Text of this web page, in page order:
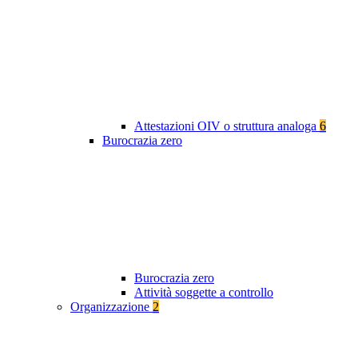
Attestazioni OIV o struttura analoga 6
Burocrazia zero
Burocrazia zero
Attività soggette a controllo
Organizzazione 2